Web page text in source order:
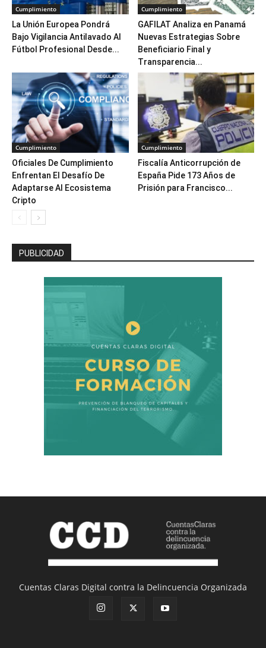
Cumplimiento
La Unión Europea Pondrá
Bajo Vigilancia Antilavado Al
Fútbol Profesional Desde...
Cumplimiento
GAFILAT Analiza en Panamá
Nuevas Estrategias Sobre
Beneficiario Final y
Transparencia...
Cumplimiento
Oficiales De Cumplimiento
Enfrentan El Desafío De
Adaptarse Al Ecosistema
Cripto
Cumplimiento
Fiscalía Anticorrupción de
España Pide 173 Años de
Prisión para Francisco...
PUBLICIDAD
Cuentas Claras Digital contra la Delincuencia Organizada